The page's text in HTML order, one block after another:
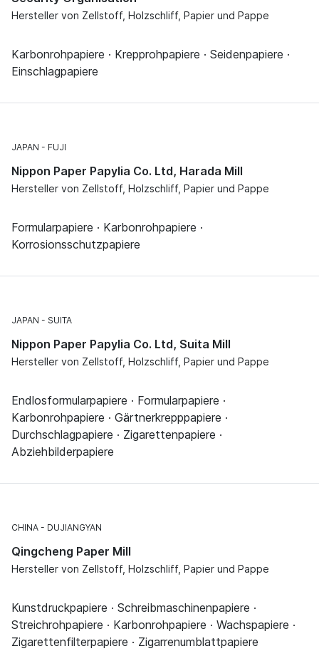
Hersteller von Zellstoff, Holzschliff, Papier und Pappe
Karbonrohpapiere · Krepprohpapiere · Seidenpapiere ·
Einschlagpapiere
JAPAN FUJI
Nippon Paper Papylia Co. Ltd, Harada Mill
Hersteller von Zellstoff, Holzschliff, Papier und Pappe
Formularpapiere · Karbonrohpapiere ·
Korrosionsschutzpapiere
JAPAN SUITA
Nippon Paper Papylia Co. Ltd, Suita Mill
Hersteller von Zellstoff, Holzschliff, Papier und Pappe
Endlosformularpapiere · Formularpapiere ·
Karbonrohpapiere · Gärtnerkrepppapiere ·
Durchschlagpapiere · Zigarettenpapiere ·
Abziehbilderpapiere
CHINA DUJIANGYAN
Qingcheng Paper Mill
Hersteller von Zellstoff, Holzschliff, Papier und Pappe
Kunstdruckpapiere · Schreibmaschinenpapiere ·
Streichrohpapiere · Karbonrohpapiere · Wachspapiere ·
Zigarettenfilterpapiere · Zigarrenumblattpapiere